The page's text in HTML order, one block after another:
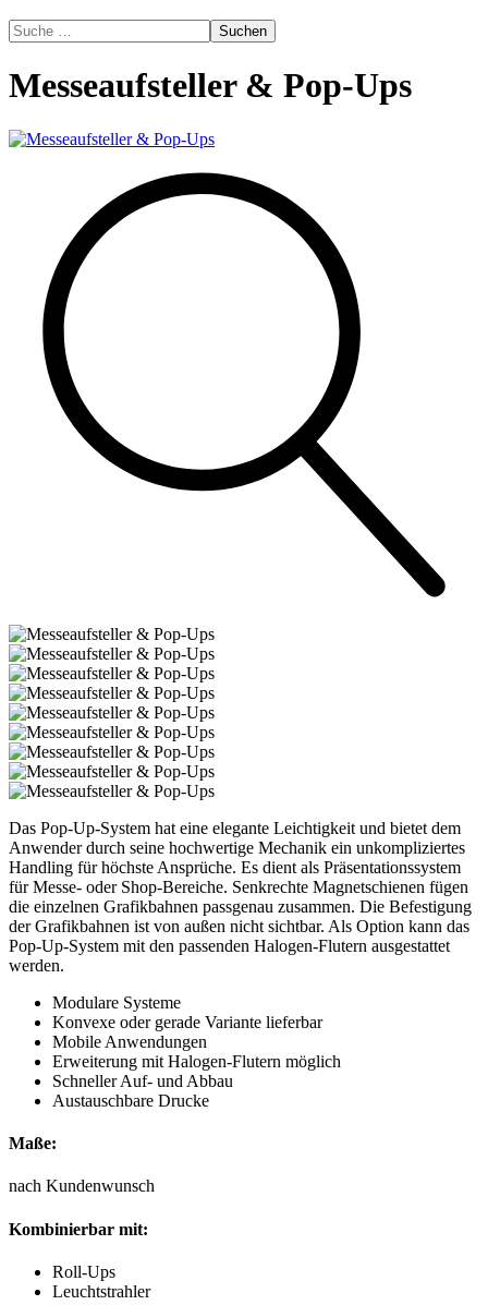
Suchen
Messeaufsteller & Pop-Ups
Das Pop-Up-System hat eine elegante Leichtigkeit und bietet dem
Anwender durch seine hochwertige Mechanik ein unkompliziertes
Handling für höchste Ansprüche. Es dient als Präsentationssystem
für Messe- oder Shop-Bereiche. Senkrechte Magnetschienen fügen
die einzelnen Grafikbahnen passgenau zusammen. Die Befestigung
der Grafikbahnen ist von außen nicht sichtbar. Als Option kann das
Pop-Up-System mit den passenden Halogen-Flutern ausgestattet
werden.
Modulare Systeme
Konvexe oder gerade Variante lieferbar
Mobile Anwendungen
Erweiterung mit Halogen-Flutern möglich
Schneller Auf- und Abbau
Austauschbare Drucke
Maße:
nach Kundenwunsch
Kombinierbar mit:
Roll-Ups
Leuchtstrahler